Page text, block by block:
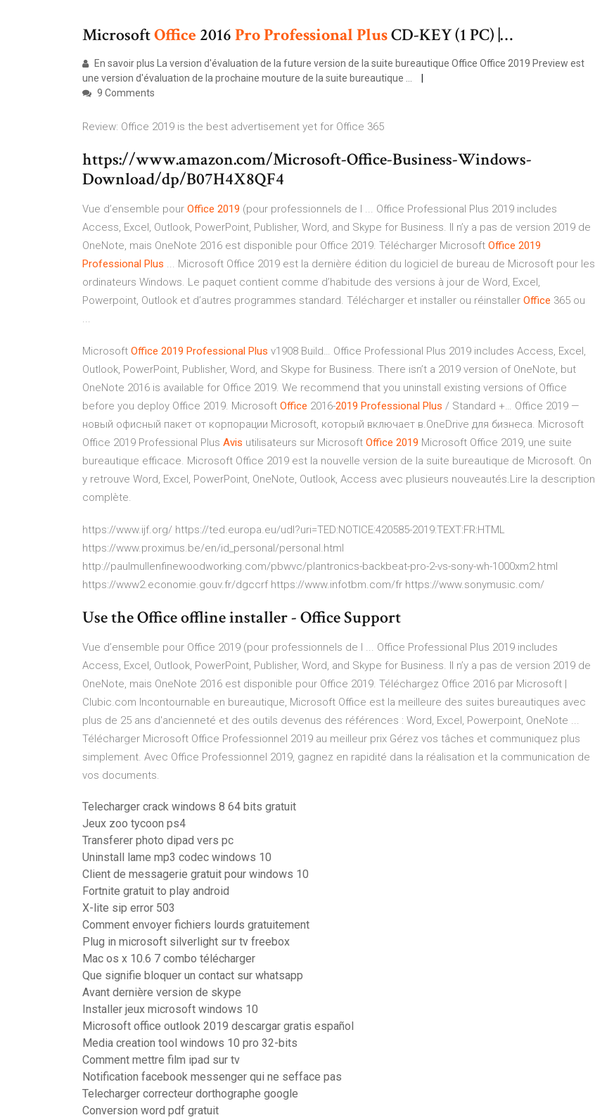
MicrosoftOffice 2016ProProfessionalPlusCD-KEY (1 PC) |…
En savoir plus La version d'évaluation de la future version de la suite bureautique Office Office 2019 Preview est
une version d'évaluation de la prochaine mouture de la suite bureautique ...
9 Comments
Review: Office 2019 is the best advertisement yet for Office 365
https://www.amazon.com/Microsoft-Office-Business-Windows-
Download/dp/B07H4X8QF4
Vue d’ensemble pour Office 2019 (pour professionnels de l ... Office Professional Plus 2019 includes
Access, Excel, Outlook, PowerPoint, Publisher, Word, and Skype for Business. Il n’y a pas de version 2019 de
OneNote, mais OneNote 2016 est disponible pour Office 2019. Télécharger Microsoft Office 2019
Professional Plus ... Microsoft Office 2019 est la dernière édition du logiciel de bureau de Microsoft pour les
ordinateurs Windows. Le paquet contient comme d’habitude des versions à jour de Word, Excel,
Powerpoint, Outlook et d’autres programmes standard. Télécharger et installer ou réinstaller Office 365 ou
...
Microsoft Office 2019 Professional Plus v1908 Build… Office Professional Plus 2019 includes Access, Excel,
Outlook, PowerPoint, Publisher, Word, and Skype for Business. There isn’t a 2019 version of OneNote, but
OneNote 2016 is available for Office 2019. We recommend that you uninstall existing versions of Office
before you deploy Office 2019. Microsoft Office 2016-2019 Professional Plus / Standard +… Office 2019 —
новый офисный пакет от корпорации Microsoft, который включает в.OneDrive для бизнеса. Microsoft
Office 2019 Professional Plus Avis utilisateurs sur Microsoft Office 2019 Microsoft Office 2019, une suite
bureautique efficace. Microsoft Office 2019 est la nouvelle version de la suite bureautique de Microsoft. On
y retrouve Word, Excel, PowerPoint, OneNote, Outlook, Access avec plusieurs nouveautés.Lire la description
complète.
https://www.ijf.org/ https://ted.europa.eu/udl?uri=TED:NOTICE:420585-2019:TEXT:FR:HTML
https://www.proximus.be/en/id_personal/personal.html
http://paulmullenfinewoodworking.com/pbwvc/plantronics-backbeat-pro-2-vs-sony-wh-1000xm2.html
https://www2.economie.gouv.fr/dgccrf https://www.infotbm.com/fr https://www.sonymusic.com/
Use the Office offline installer - Office Support
Vue d’ensemble pour Office 2019 (pour professionnels de l ... Office Professional Plus 2019 includes
Access, Excel, Outlook, PowerPoint, Publisher, Word, and Skype for Business. Il n’y a pas de version 2019 de
OneNote, mais OneNote 2016 est disponible pour Office 2019. Téléchargez Office 2016 par Microsoft |
Clubic.com Incontournable en bureautique, Microsoft Office est la meilleure des suites bureautiques avec
plus de 25 ans d'ancienneté et des outils devenus des références : Word, Excel, Powerpoint, OneNote ...
Télécharger Microsoft Office Professionnel 2019 au meilleur prix Gérez vos tâches et communiquez plus
simplement. Avec Office Professionnel 2019, gagnez en rapidité dans la réalisation et la communication de
vos documents.
Telecharger crack windows 8 64 bits gratuit
Jeux zoo tycoon ps4
Transferer photo dipad vers pc
Uninstall lame mp3 codec windows 10
Client de messagerie gratuit pour windows 10
Fortnite gratuit to play android
X-lite sip error 503
Comment envoyer fichiers lourds gratuitement
Plug in microsoft silverlight sur tv freebox
Mac os x 10.6 7 combo télécharger
Que signifie bloquer un contact sur whatsapp
Avant dernière version de skype
Installer jeux microsoft windows 10
Microsoft office outlook 2019 descargar gratis español
Media creation tool windows 10 pro 32-bits
Comment mettre film ipad sur tv
Notification facebook messenger qui ne sefface pas
Telecharger correcteur dorthographe google
Conversion word pdf gratuit